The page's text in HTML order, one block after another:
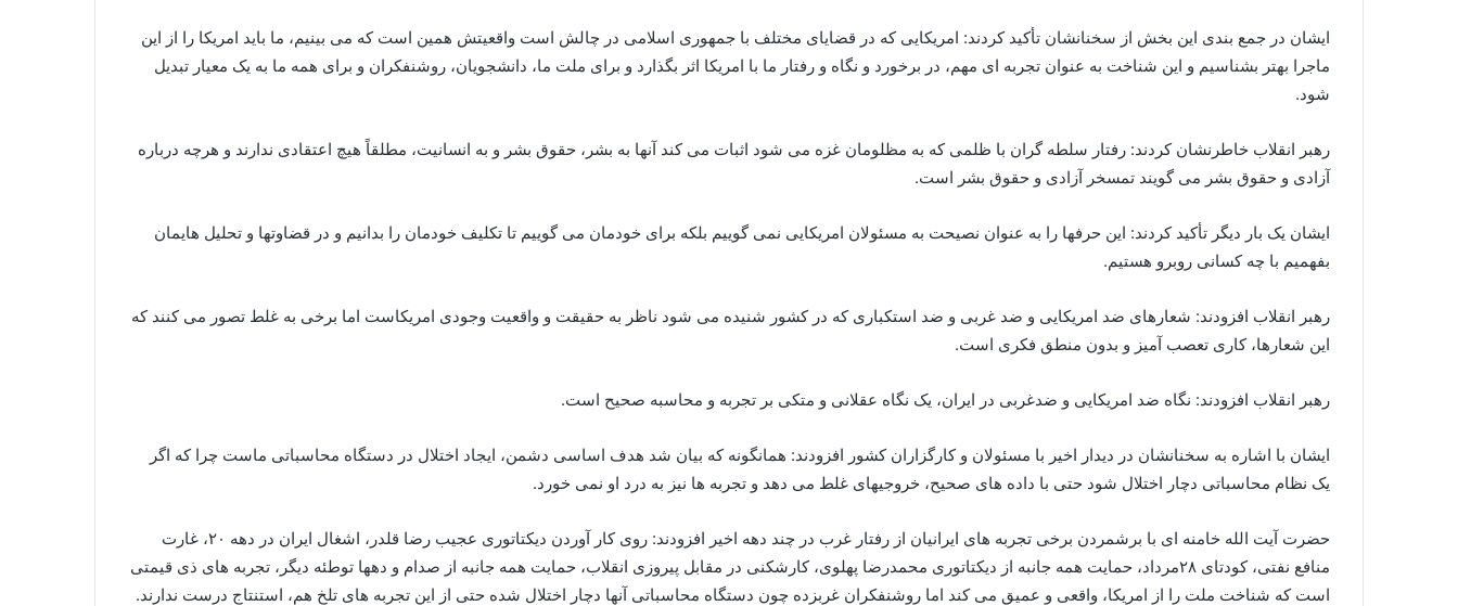
ایشان در جمع بندی این بخش از سخنانشان تأکید کردند: امریکایی که در قضایای مختلف با جمهوری اسلامی در چالش است واقعیتش همین است که می بینیم، ما باید امریکا را از این
ماجرا بهتر بشناسیم و این شناخت به عنوان تجربه ای مهم، در برخورد و نگاه و رفتار ما با امریکا اثر بگذارد و برای ملت ما، دانشجویان، روشنفکران و برای همه ما به یک معیار تبدیل
شود.
رهبر انقلاب خاطرنشان کردند: رفتار سلطه گران با ظلمی که به مظلومان غزه می شود اثبات می کند آنها به بشر، حقوق بشر و به انسانیت، مطلقاً هیچ اعتقادی ندارند و هرچه درباره
آزادی و حقوق بشر می گویند تمسخر آزادی و حقوق بشر است.
ایشان یک بار دیگر تأکید کردند: این حرفها را به عنوان نصیحت به مسئولان امریکایی نمی گوییم بلکه برای خودمان می گوییم تا تکلیف خودمان را بدانیم و در قضاوتها و تحلیل هایمان
بفهمیم با چه کسانی روبرو هستیم.
رهبر انقلاب افزودند: شعارهای ضد امریکایی و ضد غربی و ضد استکباری که در کشور شنیده می شود ناظر به حقیقت و واقعیت وجودی امریکاست اما برخی به غلط تصور می کنند که
این شعارها، کاری تعصب آمیز و بدون منطق فکری است.
رهبر انقلاب افزودند: نگاه ضد امریکایی و ضدغربی در ایران، یک نگاه عقلانی و متکی بر تجربه و محاسبه صحیح است.
ایشان با اشاره به سخنانشان در دیدار اخیر با مسئولان و کارگزاران کشور افزودند: همانگونه که بیان شد هدف اساسی دشمن، ایجاد اختلال در دستگاه محاسباتی ماست چرا که اگر
یک نظام محاسباتی دچار اختلال شود حتی با داده های صحیح، خروجیهای غلط می دهد و تجربه ها نیز به درد او نمی خورد.
حضرت آیت الله خامنه ای با برشمردن برخی تجربه های ایرانیان از رفتار غرب در چند دهه اخیر افزودند: روی کار آوردن دیکتاتوری عجیب رضا قلدر، اشغال ایران در دهه ۲۰، غارت
منافع نفتی، کودتای ۲۸مرداد، حمایت همه جانبه از دیکتاتوری محمدرضا پهلوی، کارشکنی در مقابل پیروزی انقلاب، حمایت همه جانبه از صدام و دهها توطئه دیگر، تجربه های ذی قیمتی
است که شناخت ملت را از امریکا، واقعی و عمیق می کند اما روشنفکران غربزده چون دستگاه محاسباتی آنها دچار اختلال شده حتی از این تجربه های تلخ هم، استنتاج درست ندارند.